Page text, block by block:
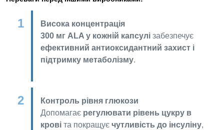
Висока концентрація
300 мг ALA у кожній капсулі забезпечує
ефективний антиоксидантний захист і
підтримку метаболізму.
Контроль рівня глюкози
Допомагає регулювати рівень цукру в
крові та покращує чутливість до інсуліну,